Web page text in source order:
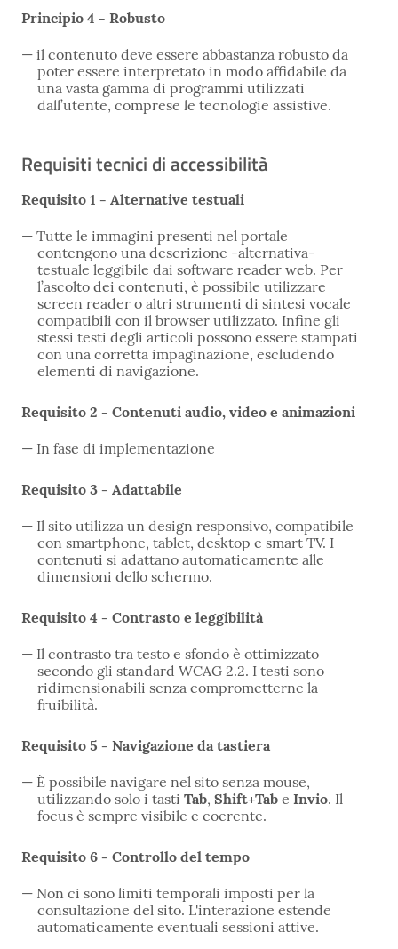
Principio 4 - Robusto
il contenuto deve essere abbastanza robusto da
poter essere interpretato in modo affidabile da
una vasta gamma di programmi utilizzati
dall’utente, comprese le tecnologie assistive.
Requisiti tecnici di accessibilità
Requisito 1 - Alternative testuali
Tutte le immagini presenti nel portale
contengono una descrizione -alternativa-
testuale leggibile dai software reader web. Per
l’ascolto dei contenuti, è possibile utilizzare
screen reader o altri strumenti di sintesi vocale
compatibili con il browser utilizzato. Infine gli
stessi testi degli articoli possono essere stampati
con una corretta impaginazione, escludendo
elementi di navigazione.
Requisito 2 - Contenuti audio, video e animazioni
In fase di implementazione
Requisito 3 - Adattabile
Il sito utilizza un design responsivo, compatibile
con smartphone, tablet, desktop e smart TV. I
contenuti si adattano automaticamente alle
dimensioni dello schermo.
Requisito 4 - Contrasto e leggibilità
Il contrasto tra testo e sfondo è ottimizzato
secondo gli standard WCAG 2.2. I testi sono
ridimensionabili senza comprometterne la
fruibilità.
Requisito 5 - Navigazione da tastiera
È possibile navigare nel sito senza mouse,
utilizzando solo i tasti Tab, Shift+Tab e Invio. Il
focus è sempre visibile e coerente.
Requisito 6 - Controllo del tempo
Non ci sono limiti temporali imposti per la
consultazione del sito. L'interazione estende
automaticamente eventuali sessioni attive.